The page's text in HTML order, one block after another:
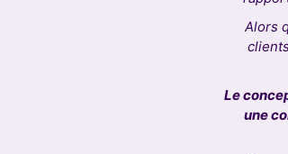
Alors
Le
une